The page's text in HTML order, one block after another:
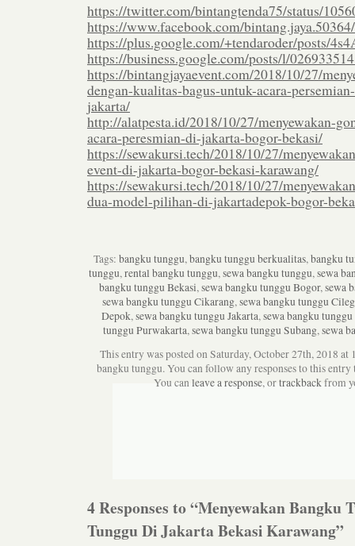
https://twitter.com/bintangtenda75/status/
https://www.facebook.com/
https://plus.google.com/+tendaroder/posts/
https://business.google.com/posts/l/
https://bintangjayaevent.com/2018/10/27/
dengan-kualitas-bagus-untuk-acara-
jakarta/
http://alatpesta.id/2018/10/27/menyewakan-
acara-peresmian-di-jakarta-bogor-bekasi/
https://sewakursi.tech/2018/10/27/
event-di-jakarta-bogor-bekasi-karawang/
https://sewakursi.tech/2018/10/27/
dua-model-pilihan-di-jakartadepok-bogor-
Tags: bangku tunggu,bangku tunggu berkualitas,bangku
tunggu,rental bangku tunggu,sewa bangku tunggu,sewa
bangku tunggu Bekasi,sewa bangku tunggu Bogor,sewa
sewa bangku tunggu Cikarang,sewa bangku tunggu
Depok,sewa bangku tunggu Jakarta,sewa bangku
tunggu Purwakarta,sewa bangku tunggu Subang,sewa
This entry was posted on Saturday, October 27th, 2018
bangku tunggu. You can follow any responses to this
You canleave a response, ortrackbackfrom
4 Responses to “Menyewakan Bangku
Tunggu Di Jakarta Bekasi Karawang”